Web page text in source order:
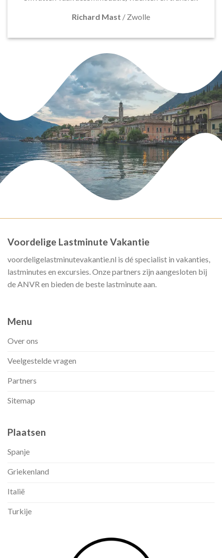
Richard Mast / Zwolle
Voordelige Lastminute Vakantie
voordeligelastminutevakantie.nl is dé specialist in vakanties,
lastminutes en excursies. Onze partners zijn aangesloten bij
de ANVR en bieden de beste lastminute aan.
Menu
Over ons
Veelgestelde vragen
Partners
Sitemap
Plaatsen
Spanje
Griekenland
Italië
Turkije